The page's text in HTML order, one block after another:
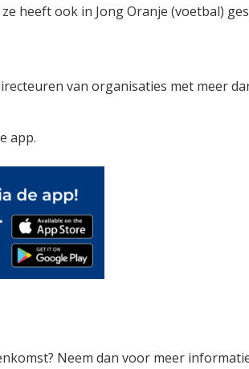
heeft ook in Jong Oranje (voetbal)
van organisaties met meer
app.
Neem dan voor meer